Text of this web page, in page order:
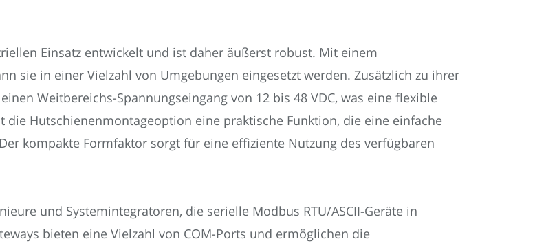
Einsatz entwickelt und ist daher äußerst robust. Mit einem
sie in einer Vielzahl von Umgebungen eingesetzt werden. Zusätzlich zu ihrer
Weitbereichs-Spannungseingang von 12 bis 48 VDC, was eine flexible
Hutschienenmontageoption eine praktische Funktion, die eine einfache
kompakte Formfaktor sorgt für eine effiziente Nutzung des verfügbaren
und Systemintegratoren, die serielle Modbus RTU/ASCII-Geräte in
bieten eine Vielzahl von COM-Ports und ermöglichen die